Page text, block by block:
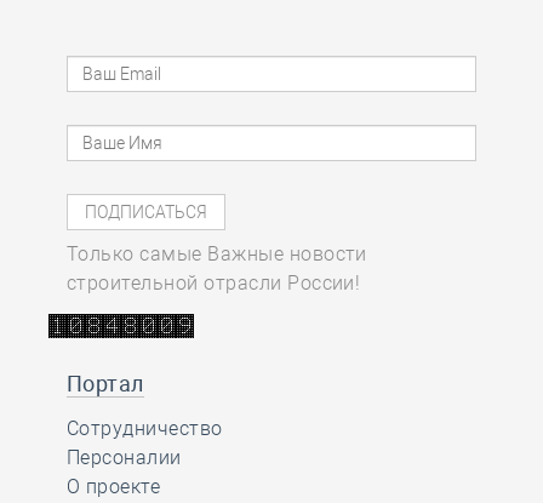
Только самые Важные новости
строительной отрасли России!
Портал
Сотрудничество
Персоналии
О проекте